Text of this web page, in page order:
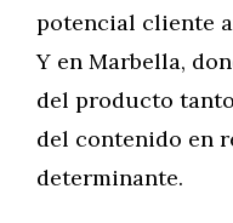
potencial cliente
Y en Marbella,
del producto
del contenido en
determinante.